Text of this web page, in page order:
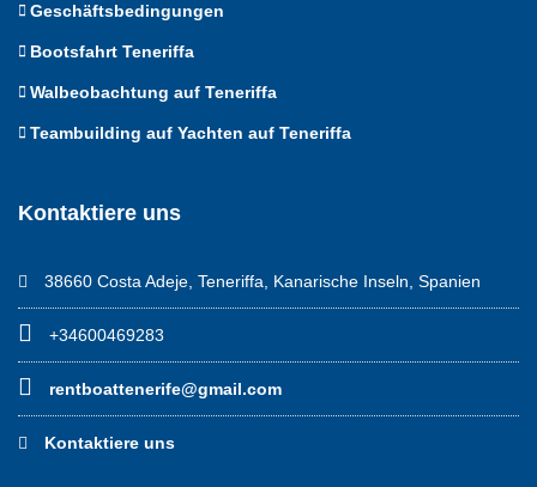
Geschäftsbedingungen
Bootsfahrt Teneriffa
Walbeobachtung auf Teneriffa
Teambuilding auf Yachten auf Teneriffa
Kontaktiere uns
38660 Costa Adeje, Teneriffa, Kanarische Inseln, Spanien
+34600469283
rentboattenerife@gmail.com
Kontaktiere uns